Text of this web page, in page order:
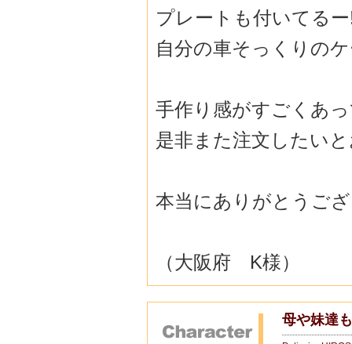
プレートも付いてる
自分の車そっくりの
手作り感がすごくあ
是非また注文したい
本当にありがとうご
（大阪府 K様）
母や妹達